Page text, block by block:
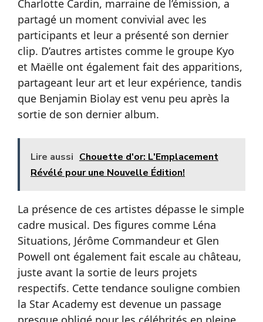
Charlotte Cardin, marraine de l’émission, a
partagé un moment convivial avec les
participants et leur a présenté son dernier
clip. D’autres artistes comme le groupe Kyo
et Maëlle ont également fait des apparitions,
partageant leur art et leur expérience, tandis
que Benjamin Biolay est venu peu après la
sortie de son dernier album.
Lire aussi Chouette d'or: L'Emplacement
Révélé pour une Nouvelle Édition!
La présence de ces artistes dépasse le simple
cadre musical. Des figures comme Léna
Situations, Jérôme Commandeur et Glen
Powell ont également fait escale au château,
juste avant la sortie de leurs projets
respectifs. Cette tendance souligne combien
la Star Academy est devenue un passage